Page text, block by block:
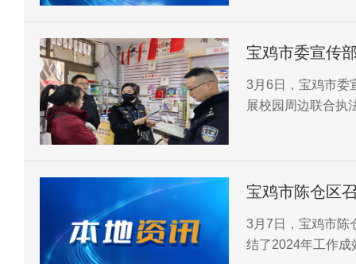
宝鸡市委宣传
3月6日，宝鸡市委
展校园周边联合执
宝鸡市陈仓区
3月7日，宝鸡市陈
结了2024年工作成